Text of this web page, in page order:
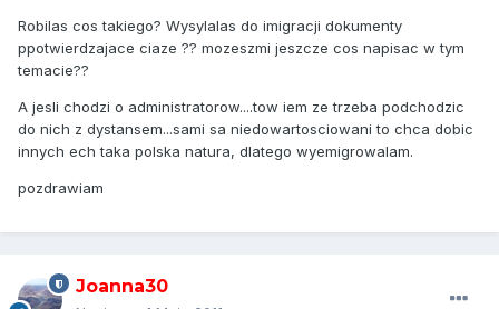
Robilas cos takiego? Wysylalas do imigracji dokumenty
ppotwierdzajace ciaze ?? mozeszmi jeszcze cos napisac w tym
temacie??
A jesli chodzi o administratorow....tow iem ze trzeba podchodzic
do nich z dystansem...sami sa niedowartosciowani to chca dobic
innych ech taka polska natura, dlatego wyemigrowalam.
pozdrawiam
Joanna30